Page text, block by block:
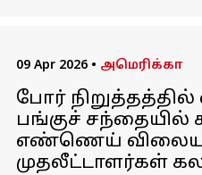
09 Apr 2026 • அமெரிக்கா
போர்
பங்குச் சந்தையில்
எண்ணெய்
முதலீட்டாளர்கள்